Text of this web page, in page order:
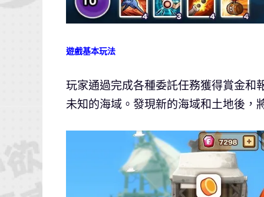
遊戲基本玩法
玩家通過完成各種委託任務獲得賞金和
未知的海域。發現新的海域和土地後，